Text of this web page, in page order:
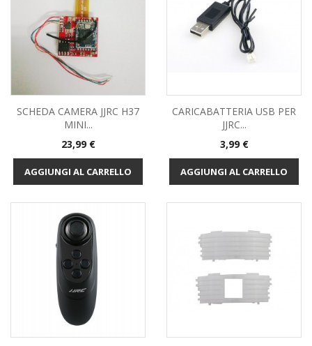
SCHEDA CAMERA JJRC H37
MINI...
Prezzo
23,99 €
AGGIUNGI AL CARRELLO
CARICABATTERIA USB PER
JJRC...
Prezzo
3,99 €
AGGIUNGI AL CARRELLO